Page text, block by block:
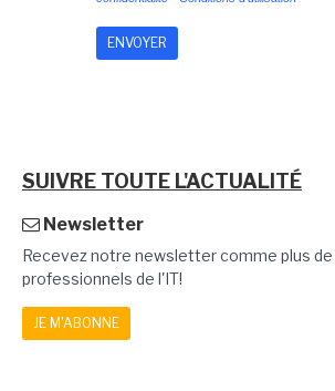
SUIVRE TOUTE L'ACTUALITÉ
Newsletter
Recevez notre newsletter comme plus
professionnels de l'IT!
JE M'ABONNE